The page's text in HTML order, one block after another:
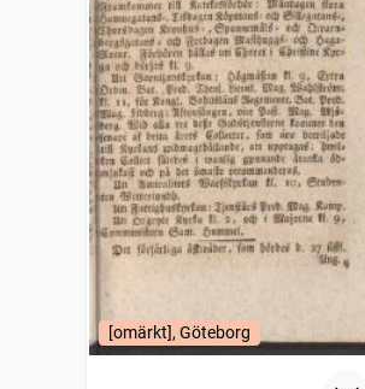
[omärkt], Göteborg